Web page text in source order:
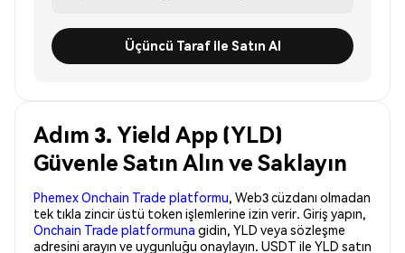
Üçüncü Taraf ile Satın Al
Adım 3. Yield App (YLD)
Güvenle Satın Alın ve Saklayın
Phemex Onchain Trade platformu, Web3 cüzdanı olmadan
tek tıkla zincir üstü token işlemlerine izin verir. Giriş yapın,
Onchain Trade platformuna gidin, YLD veya sözleşme
adresini arayın ve uygunluğu onaylayın. USDT ile YLD satın